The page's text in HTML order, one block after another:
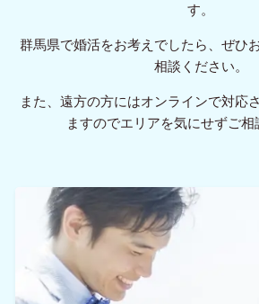
す。
群馬県で婚活をお考えでしたら、ぜひ
相談ください。
また、遠方の方にはオンラインで対応
ますのでエリアを気にせずご相